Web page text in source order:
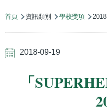
導
結
首頁 資訊類別 學校獎項 2018
2018-09-19
「